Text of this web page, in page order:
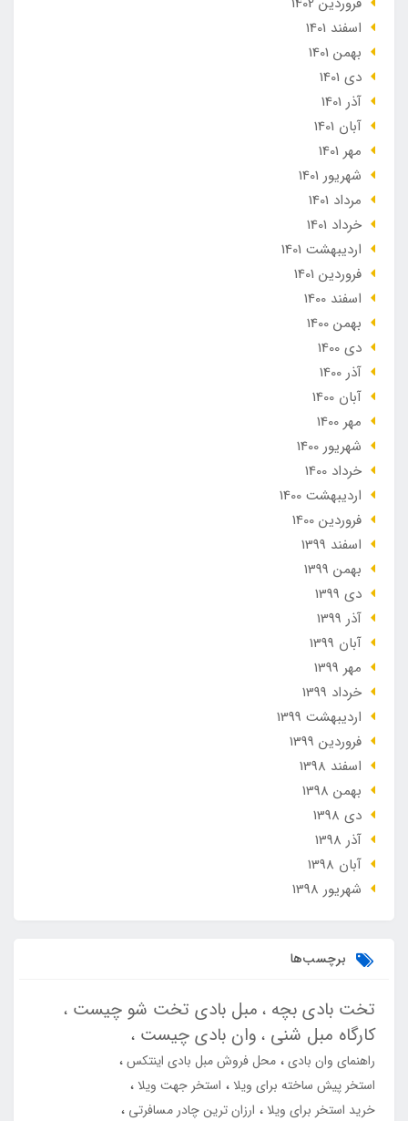
اسفند 1401
بهمن 1401
دی 1401
آذر 1401
آبان 1401
مهر 1401
شهریور 1401
مرداد 1401
خرداد 1401
ارديبهشت 1401
فروردین 1401
اسفند 1400
بهمن 1400
دی 1400
آذر 1400
آبان 1400
مهر 1400
شهریور 1400
خرداد 1400
ارديبهشت 1400
فروردین 1400
اسفند 1399
بهمن 1399
دی 1399
آذر 1399
آبان 1399
مهر 1399
خرداد 1399
ارديبهشت 1399
فروردین 1399
اسفند 1398
بهمن 1398
دی 1398
آذر 1398
آبان 1398
شهریور 1398
برچسب‌ها
تخت بادی بچه مبل بادی تخت شو چیست
کارگاه مبل شنی وان بادی چیست
راهنمای وان بادی محل فروش مبل بادی اینتکس
استخر پیش ساخته برای ویلا
استخر جهت ویلا
خرید استخر برای ویلا
ارزان ترین چادر مسافرتی